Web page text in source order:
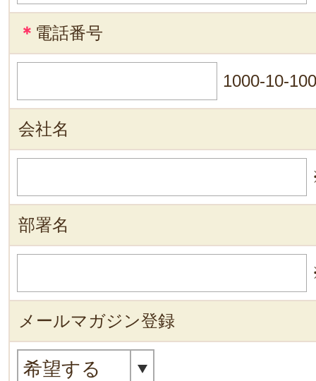
＊ 電話番号
1000-10-
会社名
部署名
メールマガジン登録